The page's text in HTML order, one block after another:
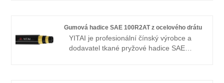
většinu evropských a amerických trhů.
Těšíme se, že se staneme vaším
dlouhodobým partnerem v Číně.
Gumová hadice SAE 100R2AT z ocelového drátu
YITAI je profesionální čínský výrobce a
dodavatel tkané pryžové hadice SAE